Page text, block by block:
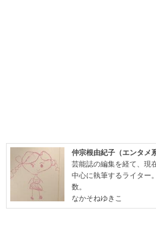
仲宗根由紀子（エンタメ
芸能誌の編集を経て、現
中心に執筆するライター
数。
なかそねゆきこ